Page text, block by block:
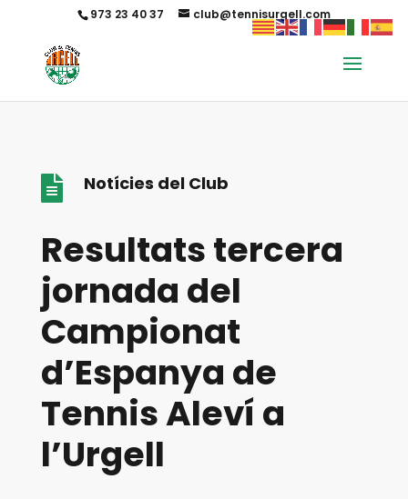
973 23 40 37 club@tennisurgell.com
 Notícies del Club
Resultats tercera
jornada del
Campionat
d’Espanya de
Tennis Aleví a
l’Urgell